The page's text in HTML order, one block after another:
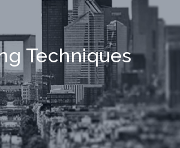
Techniques